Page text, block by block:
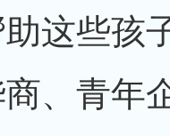
助这些
、青年